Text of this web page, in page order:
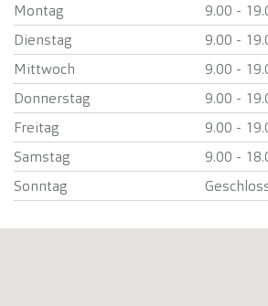
Montag
9.00 -
Dienstag
9.00 -
Mittwoch
9.00 -
Donnerstag
9.00 -
Freitag
9.00 -
Samstag
9.00 -
Sonntag